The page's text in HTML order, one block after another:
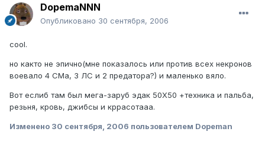
DopemaNNN
Опубликовано 30 сентября, 2006
cool.
но както не эпично(мне показалось или против всех некронов
воевало 4 СМа, 3 ЛС и 2 предатора?) и маленько вяло.
Вот еслиб там был мега-заруб эдак 50Х50 +техника и пальба,
резьня, кровь, джибсы и кррасотааа.
Изменено 30 сентября, 2006 пользователем Dopeman